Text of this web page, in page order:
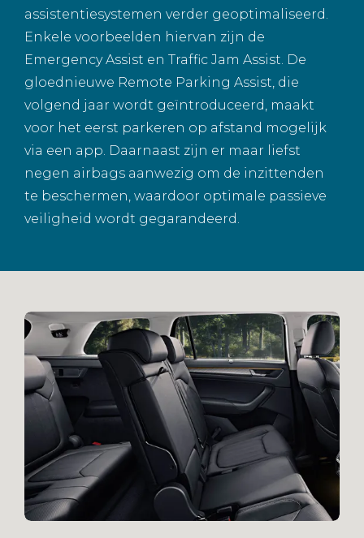
assistentiesystemen verder geoptimaliseerd.
Enkele voorbeelden hiervan zijn de
Emergency Assist en Traffic Jam Assist. De
gloednieuwe Remote Parking Assist, die
volgend jaar wordt geïntroduceerd, maakt
voor het eerst parkeren op afstand mogelijk
via een app. Daarnaast zijn er maar liefst
negen airbags aanwezig om de inzittenden
te beschermen, waardoor optimale passieve
veiligheid wordt gegarandeerd.